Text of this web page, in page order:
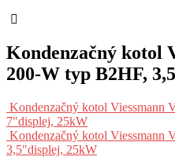
Kondenzačný kotol
200-W typ B2HF,
Kondenzačný kotol Viessmann
7″displej, 25kW
Kondenzačný kotol Viessmann
3,5″displej, 25kW